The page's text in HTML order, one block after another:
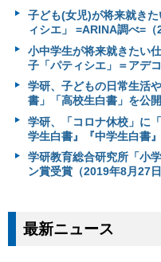
子ども(女児)が将来就き
ィシエ」 =ARINA調べ=（
小中学生が将来就きたい
子「パティシエ」＝アデ
学研、子どもの日常生活
書」「高校生白書」を公
学研、「コロナ休校」に
学生白書』『中学生白書
学研教育総合研究所「小
ン賞受賞（2019年8月27日
最新ニュース